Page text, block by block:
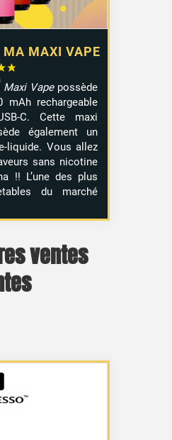
MAXI VAPE
Vapepossède
mAh rechargeable
C. Cette maxi
également un
liquide. Vous allez
sans nicotine
!! L’une des plus
du marché
ventes